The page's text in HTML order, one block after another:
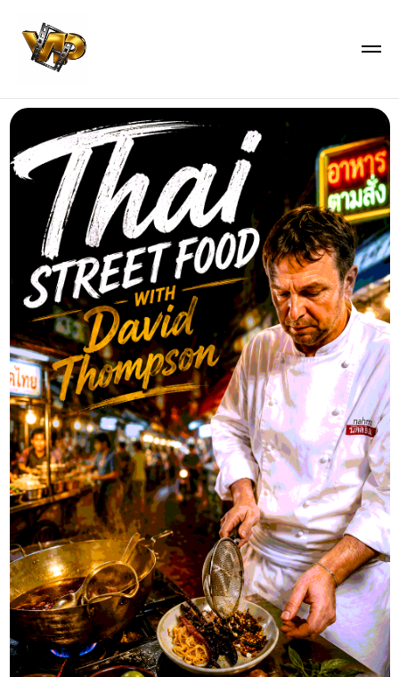
Тайская кухня.
Программа Дэвида
Томпсона
Thai street food with David Thompson
2014 │ АВ+встралия │ HD │ 13 серий x 30'